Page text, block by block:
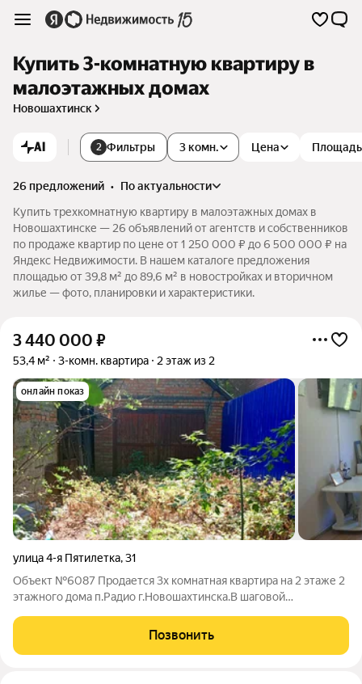
Купить 3-комнатную квартиру в
малоэтажных домах
Новошахтинск
AI 2 Фильтры 3 комн. Цена Площадь
26 предложений •
по актуальности
Купить трехкомнатную квартиру в малоэтажных домах в
Новошахтинске — 26 объявлений от агентств и собственников
по продаже квартир по цене от 1 250 000 ₽ до 6 500 000 ₽ на
Яндекс Недвижимости. В нашем каталоге предложения
площадью от 39,8 м² до 89,6 м² в новостройках и вторичном
жилье — фото, планировки и характеристики.
3 440 000 ₽
53,4 м² 3-комн. квартира 2 этаж из 2
онлайн показ
улица 4-я Пятилетка,31
Объект №6087 Продается 3х комнатная квартира на 2 этаже 2
этажного дома п.Радио г.Новошахтинска.В шаговой
садик,школа,больница,рынок,Сбербанк,супермаркеты и другие
социально значимые объекты.В квартире выполнен свежий
Позвонить